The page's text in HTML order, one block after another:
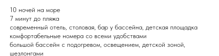
10 ночей на море
7 минут до пляжа
современный отель, столовая, бар у бассейна, детская площадка
комфортабельные номера со всеми удобствами
большой бассейн с подогревом, освещением, детской зоной,
шезлонгами